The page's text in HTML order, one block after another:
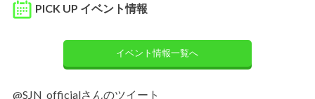
PICK UP イベント情報
イベント情報一覧へ
@SJN_officialさんのツイート